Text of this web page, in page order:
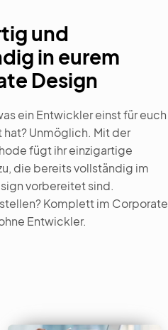
und
in eurem
Design
ein Entwickler einst für euch
Unmöglich. Mit der
fügt ihr einzigartige
die bereits vollständig im
vorbereitet sind.
Komplett im Corporate
Entwickler.